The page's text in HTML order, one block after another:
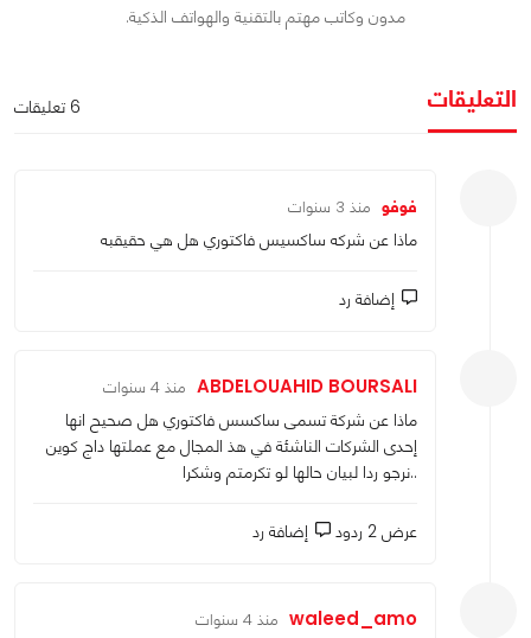
مدون وكاتب مهتم بالتقنية والهواتف الذكية.
التعليقات 6 تعليقات
فوفو منذ 3 سنوات
ماذا عن شركه ساكسيس فاكتوري هل هي حقيقبه
إضافة رد
ABDELOUAHID BOURSALI منذ 4 سنوات
ماذا عن شركة تسمى ساكسس فاكتوري هل صحيح انها
إحدى الشركات الناشئة في هذ المجال مع عملتها داج كوين
..نرجو ردا لبيان حالها لو تكرمتم وشكرا
عرض 2 ردود إضافة رد
waleed_amo منذ 4 سنوات